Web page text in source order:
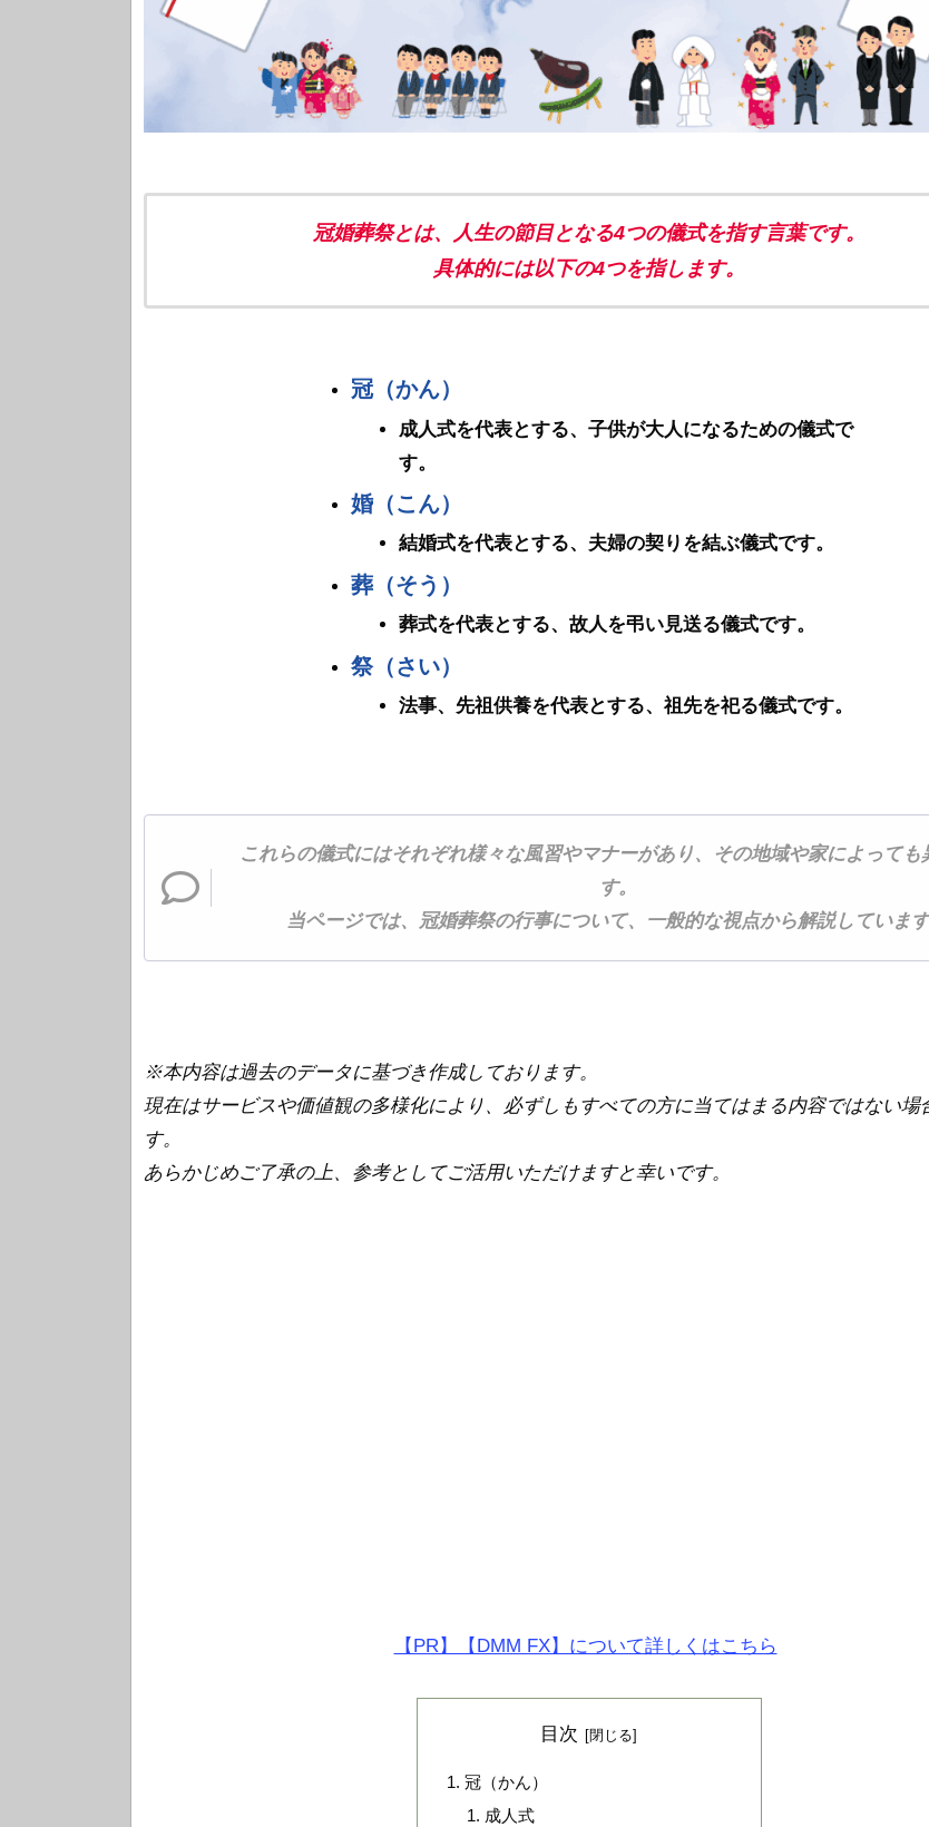
冠婚葬祭とは、人生の節目となる4つの儀式を指す言葉です。
具体的には以下の4つを指します。
冠（かん）
成人式を代表とする、子供が大人になるための儀式で
す。
婚（こん）
結婚式を代表とする、夫婦の契りを結ぶ儀式です。
葬（そう）
葬式を代表とする、故人を弔い見送る儀式です。
祭（さい）
法事、先祖供養を代表とする、祖先を祀る儀式です。
これらの儀式にはそれぞれ様々な風習やマナーがあり、その地域や家によっても
す。
当ページでは、冠婚葬祭の行事について、一般的な視点から解説しています
※本内容は過去のデータに基づき作成しております。
現在はサービスや価値観の多様化により、必ずしもすべての方に当てはまる内容ではない場
す。
あらかじめご了承の上、参考としてご活用いただけますと幸いです。
【PR】【DMM FX】について詳しくはこちら
目次
冠（かん）
成人式